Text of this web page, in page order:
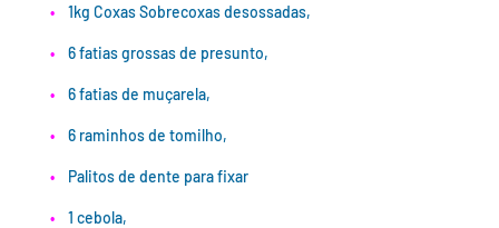
• 1kg Coxas Sobrecoxas desossadas,
•6 fatias grossas de presunto,
• 6 fatias de muçarela,
• 6 raminhos de tomilho,
• Palitos de dente para fixar
• 1 cebola,